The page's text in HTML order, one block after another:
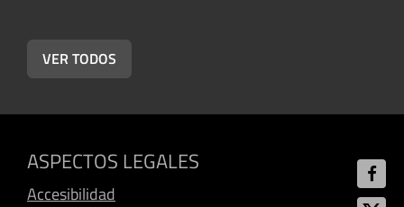
VER TODOS
ASPECTOS LEGALES
Accesibilidad